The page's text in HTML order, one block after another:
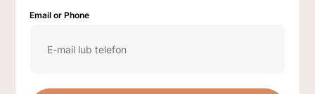
Email or Phone